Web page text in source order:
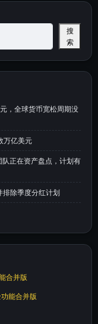
搜
索
，全球货币宽松周期没
万亿美元
正在资产盘点，计划有
除季度分红计划
合并版
能合并版